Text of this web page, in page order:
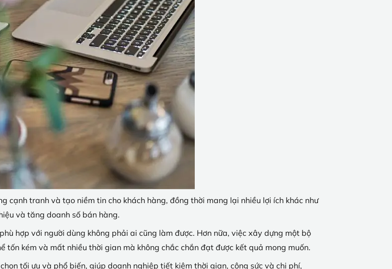
cạnh tranh và tạo niềm tin cho khách hàng, đồng thời mang lại nhiều lợi ích khác như
và tăng doanh số bán hàng.
hợp với người dùng không phải ai cũng làm được. Hơn nữa, việc xây dựng một bộ
kém và mất nhiều thời gian mà không chắc chắn đạt được kết quả mong muốn.
tối ưu và phổ biến, giúp doanh nghiệp tiết kiệm thời gian, công sức và chi phí,